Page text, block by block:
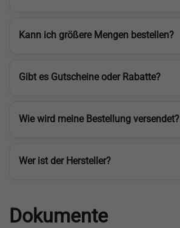
Kann ich größere Mengen bestellen?
Gibt es Gutscheine oder Rabatte?
Wie wird meine Bestellung versendet?
Wer ist der Hersteller?
Dokumente